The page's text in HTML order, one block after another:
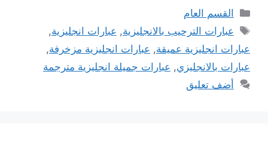
التصنيفات
القسم العام
الوسوم
عبارات الترحيب بالانجليزية, عبارات انجليزية,
عبارات انجليزية عميقة, عبارات انجليزية مزخرفة,
عبارات بالانجليزي, عبارات جميلة انجليزية مترجمة
أضف تعليق